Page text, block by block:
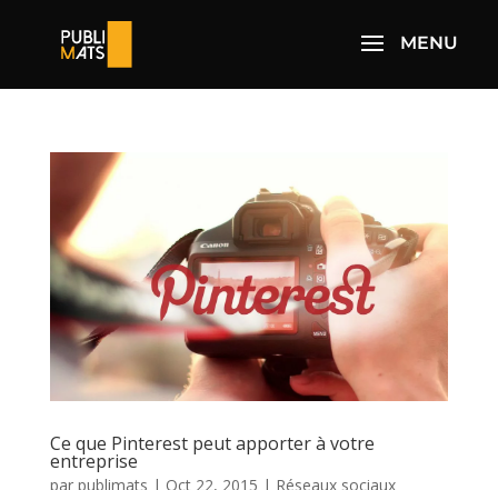
Ce que Pinterest peut apporter à votre
entreprise
par publimats | Oct 22, 2015 | Réseaux sociaux